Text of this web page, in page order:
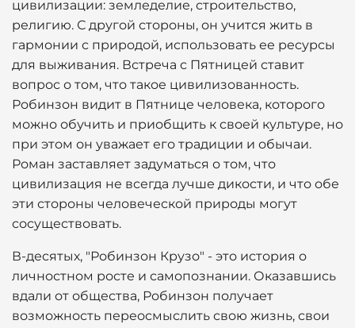
цивилизации: земледелие, строительство,
религию. С другой стороны, он учится жить в
гармонии с природой, использовать ее ресурсы
для выживания. Встреча с Пятницей ставит
вопрос о том, что такое цивилизованность.
Робинзон видит в Пятнице человека, которого
можно обучить и приобщить к своей культуре, но
при этом он уважает его традиции и обычаи.
Роман заставляет задуматься о том, что
цивилизация не всегда лучше дикости, и что обе
эти стороны человеческой природы могут
сосуществовать.
В-десятых, "Робинзон Крузо" - это история о
личностном росте и самопознании. Оказавшись
вдали от общества, Робинзон получает
возможность переосмыслить свою жизнь, свои